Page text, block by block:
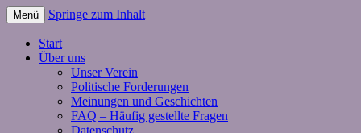
Menü Springe zum Inhalt
Start
Über uns
Unser Verein
Politische Forderungen
Meinungen und Geschichten
FAQ – Häufig gestellte Fragen
Datenschutz